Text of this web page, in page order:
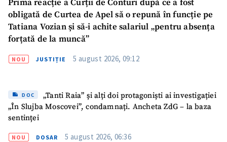
Prima reacție a Curții de Conturi după ce a fost
obligată de Curtea de Apel să o repună în funcție pe
Tatiana Vozian și să-i achite salariul „pentru absența
forțată de la muncă”
NOU JUSTIȚIE 5 august 2026, 09:12
DOC
„Tanti Raia” și alți doi protagoniști ai investigației
„În Slujba Moscovei”, condamnați. Ancheta ZdG – la baza
sentinței
NOU DOSAR 5 august 2026, 06:36